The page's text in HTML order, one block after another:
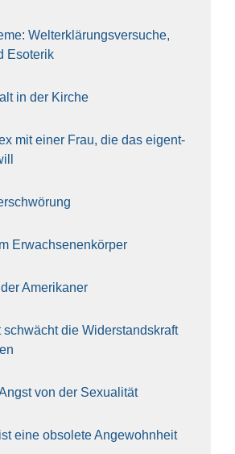
Welt­erklä­rungs­ver­su­che,
Eso­te­rik
in der Kir­che
mit einer Frau, die das eigent­
Erwach­se­nen­kör­per
Ame­ri­ka­ner
schwächt die Wider­stands­kraft
von der Sexua­li­tät
eine obso­le­te An‍ge‍wohn‍heit